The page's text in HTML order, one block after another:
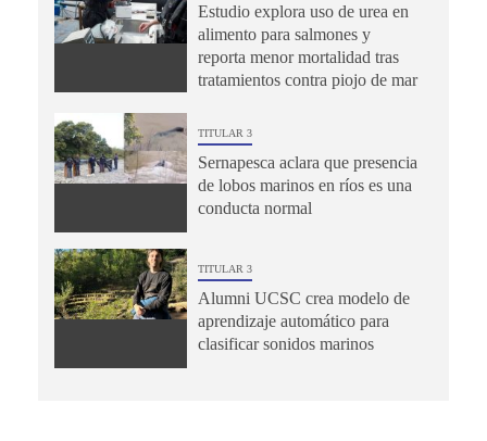
Estudio explora uso de urea en
alimento para salmones y
reporta menor mortalidad tras
tratamientos contra piojo de mar
TITULAR 3
Sernapesca aclara que presencia
de lobos marinos en ríos es una
conducta normal
TITULAR 3
Alumni UCSC crea modelo de
aprendizaje automático para
clasificar sonidos marinos